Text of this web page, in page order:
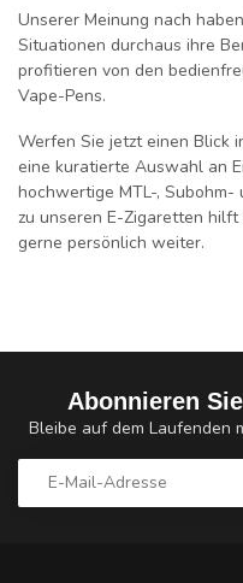
Unserer Meinung nach
Situationen durchaus ihre
profitieren von den
Vape-Pens.
Werfen Sie jetzt einen Blick
eine kuratierte Auswahl an
hochwertige MTL-, Subohm-
zu unseren E-Zigaretten hilft
gerne persönlich weiter.
Abonnieren
Bleibe auf dem Laufenden